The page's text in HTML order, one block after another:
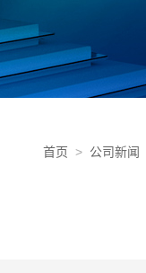
首页 > 公司新闻